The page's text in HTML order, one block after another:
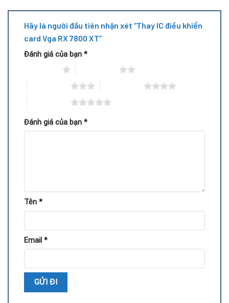
Quy trình thay IC điều khiển card VGA RX 7800 XT
Xác định nguyên nhân hỏng IC điều khiển.
Tháo IC cũ và thay bằng IC mới chính hãng.
Bàn giao kèm hướng dẫn bảo quản, sử dụng.
Hãy là người đầu tiên nhận xét “Thay IC điều khiển
card Vga RX 7800 XT”
Đánh giá của bạn *
Đánh giá của bạn *
Tên *
Email *